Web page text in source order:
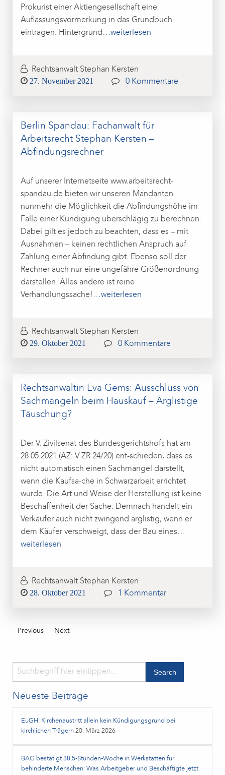
Prokurist einer Aktiengesellschaft eine
Auflassungsvormerkung in das Grundbuch
eintragen. Hintergrund …weiterlesen
Rechtsanwalt Stephan Kersten
Posted
27. November 2021 0 Kommentare
Berlin Spandau: Fachanwalt für
Arbeitsrecht Stephan Kersten –
Abfindungsrechner
Auf unserer Internetseite www.arbeitsrecht-
spandau.de bieten wir unseren Mandanten
nunmehr die Möglichkeit die Abfindungshöhe im
Falle einer Kündigung überschlägig zu berechnen.
Dabei gilt es jedoch zu beachten, dass es – mit
Ausnahmen – keinen rechtlichen Anspruch auf
Zahlung einer Abfindung gibt. Ebenso soll der
Rechner auch nur eine ungefähre Größenordnung
darstellen. Alles andere ist reine
Verhandlungssache! …weiterlesen
Rechtsanwalt Stephan Kersten
Posted
29. Oktober 2021 0 Kommentare
Rechtsanwältin Eva Gems: Ausschluss von
Sachmängeln beim Hauskauf – Arglistige
Täuschung?
Der V. Zivilsenat des Bundesgerichtshofs hat am
28.05.2021 (AZ: V ZR 24/20) ent-schieden, dass es
nicht automatisch einen Sachmangel darstellt,
wenn die Kaufsa-che in Schwarzarbeit errichtet
wurde. Die Art und Weise der Herstellung ist keine
Beschaffenheit der Sache. Demnach handelt ein
Verkäufer auch nicht zwingend arglistig, wenn er
dem Käufer verschweigt, dass der Bau eines…
weiterlesen
Rechtsanwalt Stephan Kersten
Posted
28. Oktober 2021 1 Kommentar
Previous Next
Neueste Beiträge
EuGH: Kirchenaustritt allein kein Kündigungsgrund bei
kirchlichen Trägern 20. März 2026
BAG bestätigt 38,5‑Stunden‑Woche in Werkstätten für
behinderte Menschen: Was Arbeitgeber und Beschäftigte jetzt